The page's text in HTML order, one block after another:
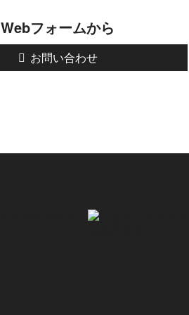
Webフォームから
お問い合わせ